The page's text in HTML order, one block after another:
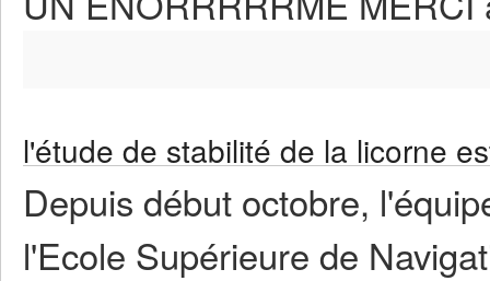
l'étude de stabilité de la licorne
Depuis début octobre,
l'Ecole Supérieure de